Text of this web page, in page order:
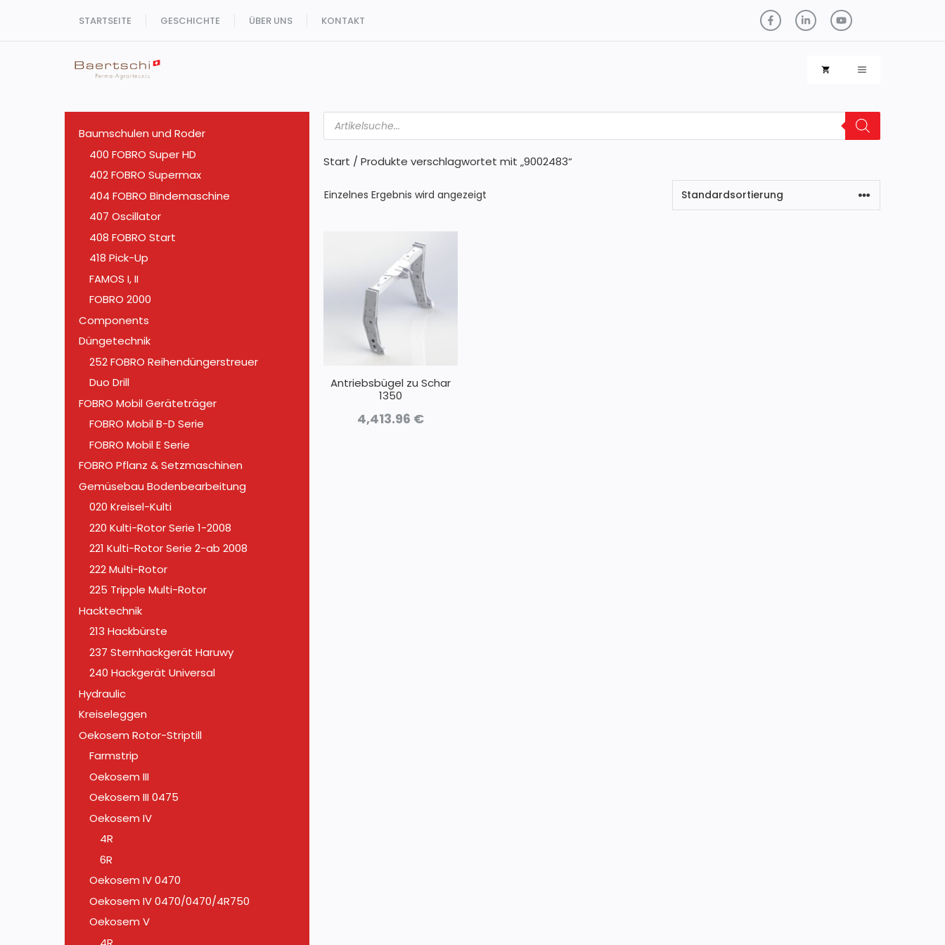
STARTSEITE GESCHICHTE ÜBER UNS KONTAKT
Products
search
Start / Produkte verschlagwortet mit „9002483“
Einzelnes Ergebnis wird angezeigt
Antriebsbügel zu Schar
1350
4,413.96 €
Baumschulen und Roder
400 FOBRO Super HD
402 FOBRO Supermax
404 FOBRO Bindemaschine
407 Oscillator
408 FOBRO Start
418 Pick-Up
FAMOS I, II
FOBRO 2000
Components
Düngetechnik
252 FOBRO Reihendüngerstreuer
Duo Drill
FOBRO Mobil Geräteträger
FOBRO Mobil B-D Serie
FOBRO Mobil E Serie
FOBRO Pflanz & Setzmaschinen
Gemüsebau Bodenbearbeitung
020 Kreisel-Kulti
220 Kulti-Rotor Serie 1-2008
221 Kulti-Rotor Serie 2-ab 2008
222 Multi-Rotor
225 Tripple Multi-Rotor
Hacktechnik
213 Hackbürste
237 Sternhackgerät Haruwy
240 Hackgerät Universal
Hydraulic
Kreiseleggen
Oekosem Rotor-Striptill
Farmstrip
Oekosem III
Oekosem III 0475
Oekosem IV
4R
6R
Oekosem IV 0470
Oekosem IV 0470/0470/4R750
Oekosem V